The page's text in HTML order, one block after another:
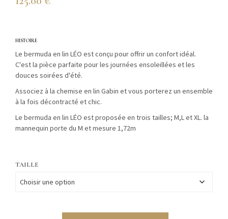
HISTOIRE
Le bermuda en lin LÉO est conçu pour offrir un confort idéal.
C'est la pièce parfaite pour les journées ensoleillées et les
douces soirées d'été.
Associez à la chemise en lin Gabin et vous porterez un ensemble
à la fois décontracté et chic.
Le bermuda en lin LÉO est proposée en trois tailles; M,L et XL. la
mannequin porte du M et mesure 1,72m
TAILLE